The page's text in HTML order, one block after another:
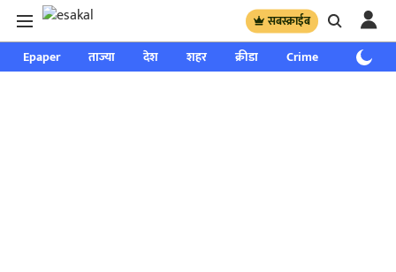
सबस्क्राईब
Epaper ताज्या देश शहर क्रीडा Crime साप्ताहिक